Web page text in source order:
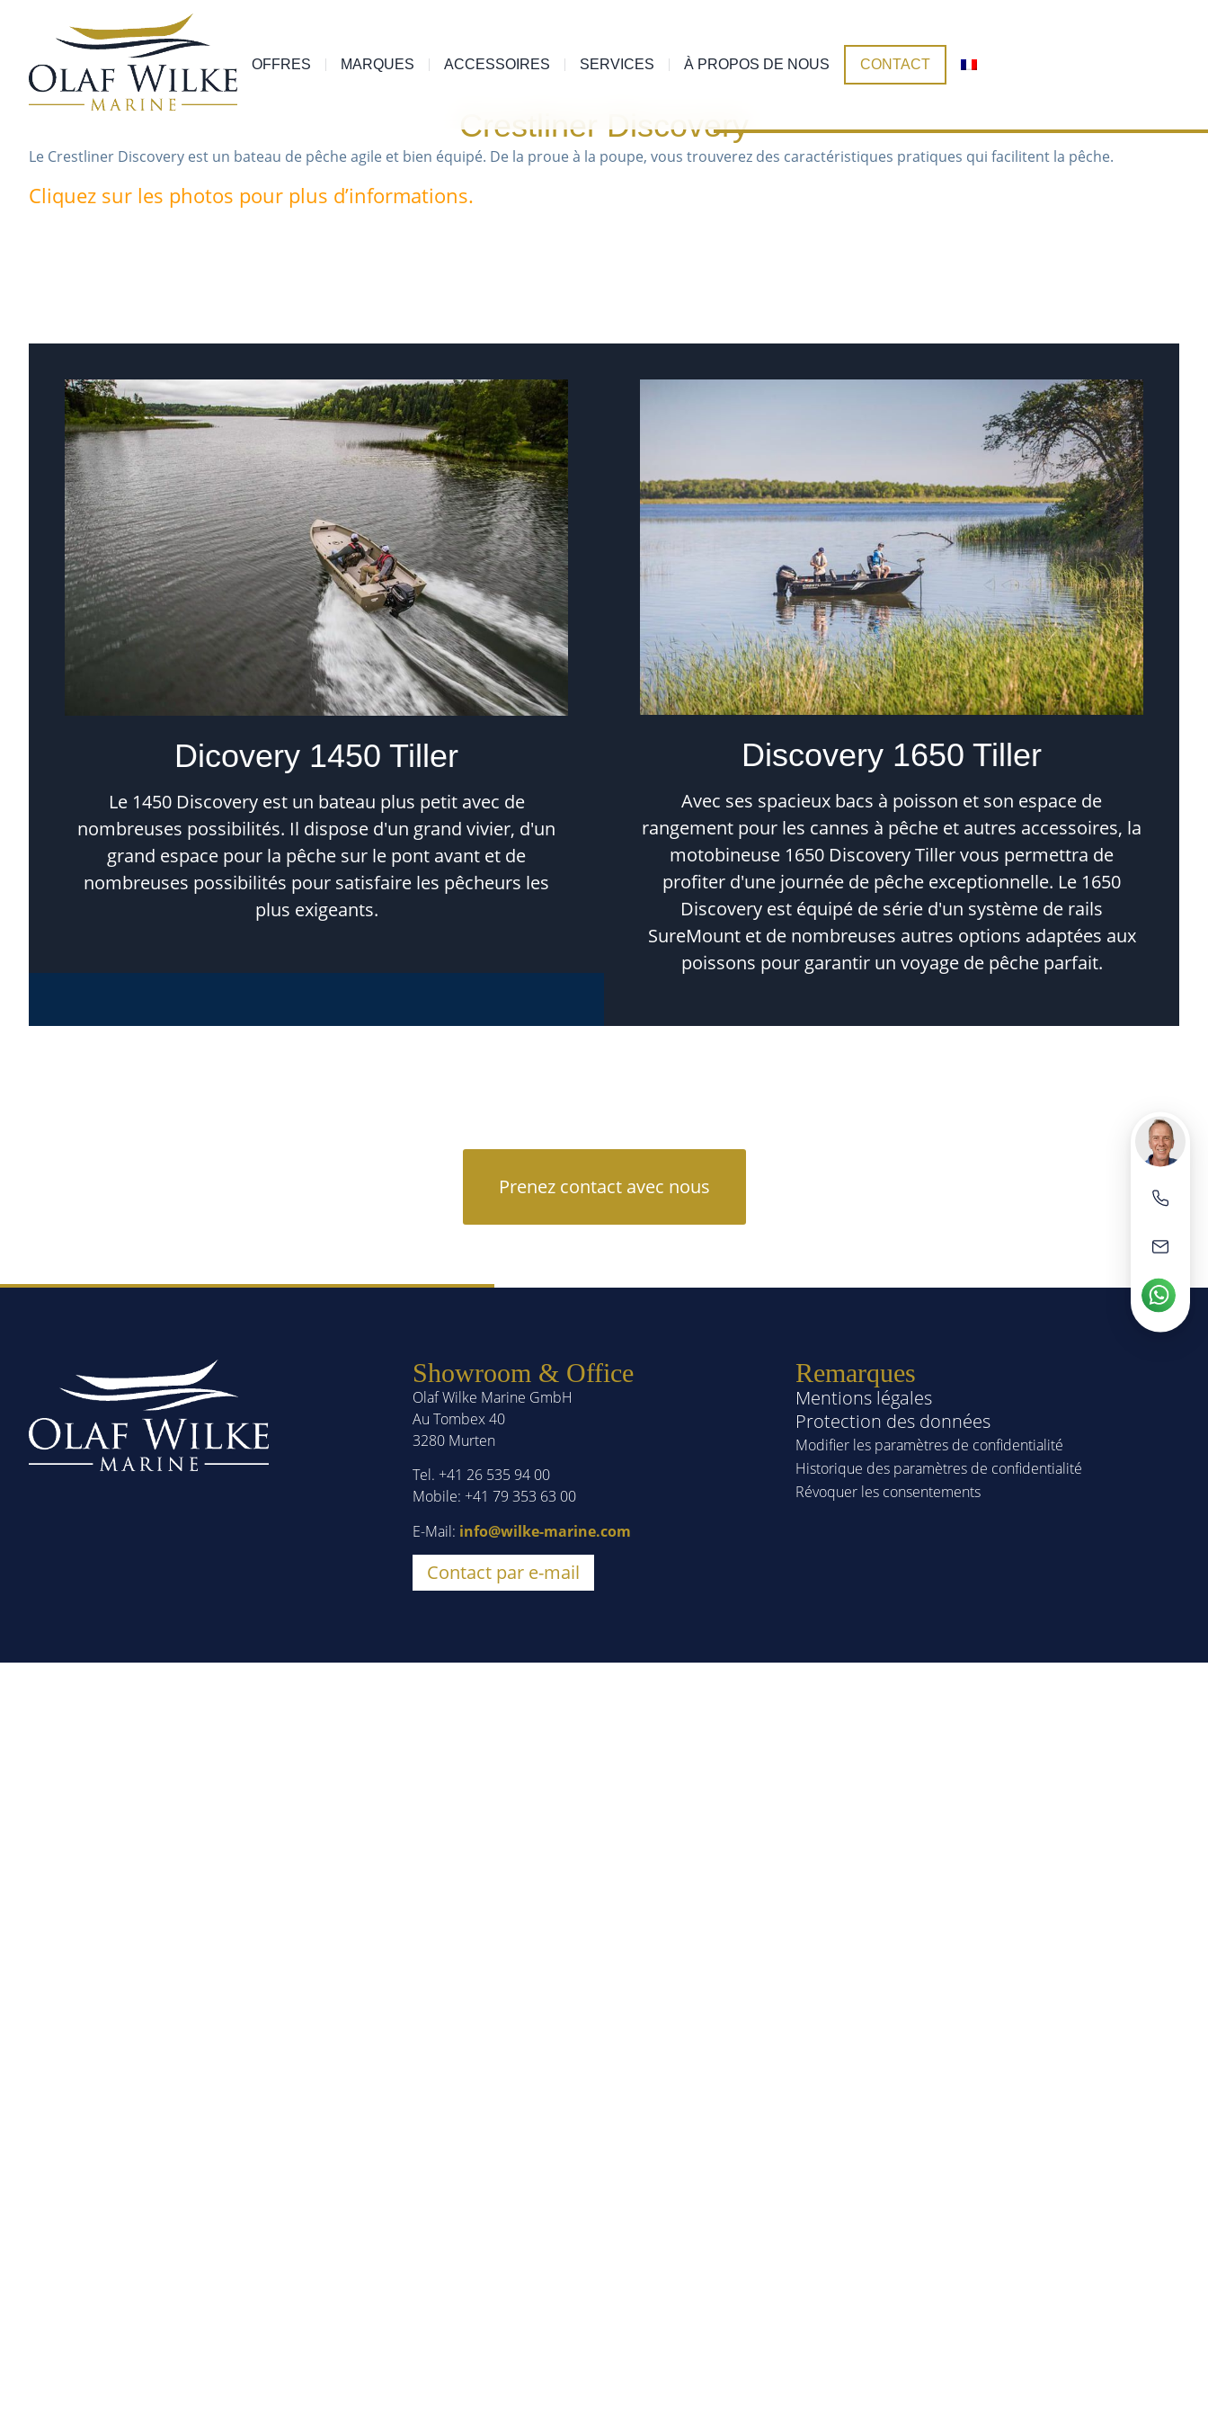
OFFRES MARQUES ACCESSOIRES SERVICES À PROPOS DE NOUS CONTACT
Crestliner Discovery
Le Crestliner Discovery est un bateau de pêche agile et bien équipé. De la proue à la poupe, vous trouverez des caractéristiques pratiques qui facilitent la pêche.
Cliquez sur les photos pour plus d’informations.
Dicovery 1450 Tiller
Le 1450 Discovery est un bateau plus petit avec de
nombreuses possibilités. Il dispose d'un grand vivier, d'un
grand espace pour la pêche sur le pont avant et de
nombreuses possibilités pour satisfaire les pêcheurs les
plus exigeants.
Discovery 1650 Tiller
Avec ses spacieux bacs à poisson et son espace de
rangement pour les cannes à pêche et autres accessoires, la
motobineuse 1650 Discovery Tiller vous permettra de
profiter d'une journée de pêche exceptionnelle. Le 1650
Discovery est équipé de série d'un système de rails
SureMount et de nombreuses autres options adaptées aux
poissons pour garantir un voyage de pêche parfait.
Prenez contact avec nous
Showroom & Office
Olaf Wilke Marine GmbH
Au Tombex 40
3280 Murten
Tel. +41 26 535 94 00
Mobile: +41 79 353 63 00
E-Mail: info@wilke-marine.com
Contact par e-mail
Remarques
Mentions légales
Protection des données
Modifier les paramètres de confidentialité
Historique des paramètres de confidentialité
Révoquer les consentements